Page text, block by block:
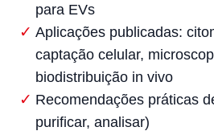
para EVs
Aplicações publicadas:
captação celular,
biodistribuição in vivo
Recomendações práticas
purificar, analisar)